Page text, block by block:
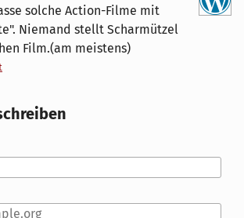
solche Action-Filme mit
Niemand stellt Scharmützel
Film.(am meistens)